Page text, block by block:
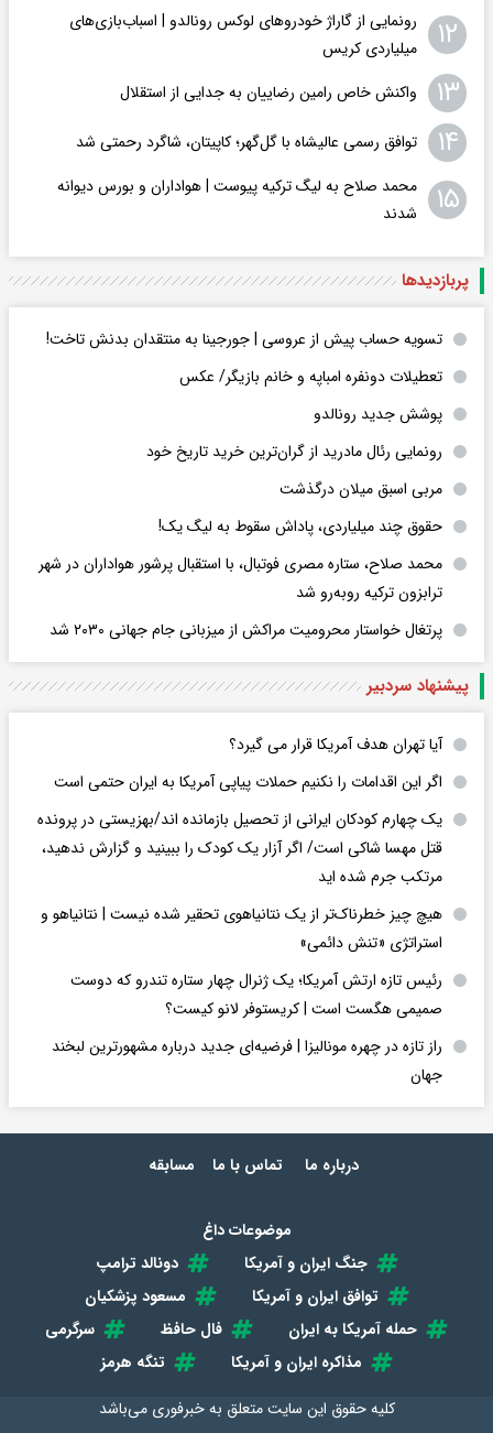
۱۲
رونمایی از گاراژ خودروهای لوکس رونالدو | اسباب‌‌بازی‌های
میلیاردی کریس
۱۳ واکنش خاص رامین رضاییان به جدایی از استقلال
۱۴ توافق رسمی عالیشاه با گل‌گهر؛ کاپیتان، شاگرد رحمتی شد
۱۵
محمد صلاح به لیگ ترکیه پیوست | هواداران و بورس دیوانه
شدند
پربازدید‌ها
تسویه حساب پیش از عروسی | جورجینا به منتقدان بدنش تاخت!
تعطیلات دونفره امباپه و خانم بازیگر/ عکس
پوشش جدید رونالدو
رونمایی رئال مادرید از گران‌ترین خرید تاریخ خود
مربی اسبق میلان درگذشت
حقوق چند میلیاردی، پاداش سقوط به لیگ یک!
محمد صلاح، ستاره مصری فوتبال، با استقبال پرشور هواداران در شهر
ترابزون ترکیه روبه‌رو شد
پرتغال خواستار محرومیت مراکش از میزبانی جام جهانی ۲۰۳۰ شد
پیشنهاد سردبیر
آیا تهران هدف آمریکا قرار می گیرد؟
اگر این اقدامات را نکنیم حملات پیاپی آمریکا به ایران حتمی است
یک چهارم کودکان ایرانی از تحصیل بازمانده اند/بهزیستی در پرونده
قتل مهسا شاکی است/ اگر آزار یک کودک را ببینید و گزارش ندهید،
مرتکب جرم شده اید
هیچ چیز خطرناک‌تر از یک نتانیاهوی تحقیر شده نیست | نتانیاهو و
استراتژی «تنش دائمی»
رئیس تازه ارتش آمریکا؛ یک ژنرال چهار ستاره تندرو که دوست
صمیمی هگست است | کریستوفر لانو کیست؟
راز تازه در چهره مونالیزا | فرضیه‌ای جدید درباره مشهورترین لبخند
جهان
درباره ما تماس با ما مسابقه
موضوعات داغ
جنگ ایران و آمریکا
دونالد ترامپ
توافق ایران و آمریکا
مسعود پزشکیان
حمله آمریکا به ایران
فال حافظ
سرگرمی
مذاکره ایران و آمریکا
تنگه هرمز
کلیه حقوق این سایت متعلق بهخبرفوری می‌باشد